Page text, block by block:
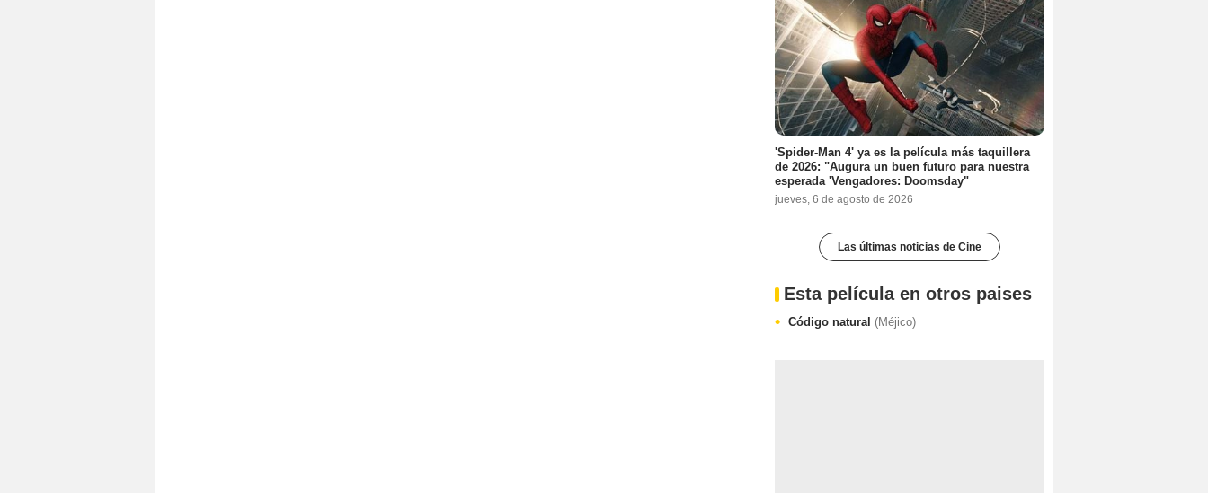
'Spider-Man 4' ya es la película más taquillera
de 2026: "Augura un buen futuro para nuestra
esperada 'Vengadores: Doomsday"
jueves, 6 de agosto de 2026
Las últimas noticias de Cine
Esta película en otros paises
Código natural (Méjico)